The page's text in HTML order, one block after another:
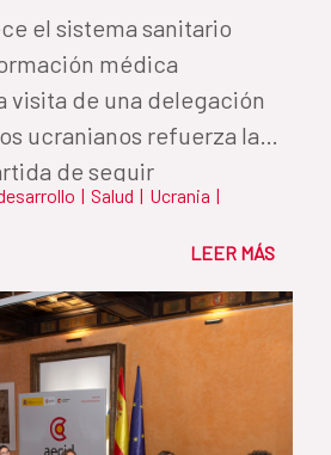
el sistema sanitario
médica
visita de una delegación
ucranianos refuerza la
de seguir
| Salud | Ucrania |
LEER MÁS